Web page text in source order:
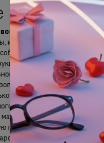
стиля и
изготовленная из
образец инженерной
заушников
ношении, что делает эти
подчеркивают
сочетания
и эргономичный
пользователю ощутить